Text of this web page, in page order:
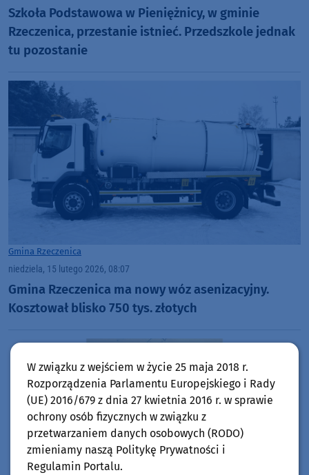
Szkoła Podstawowa w Pieniężnicy, w gminie
Rzeczenica, przestanie istnieć. Przedszkole jednak
tu pozostanie
Gmina Rzeczenica
niedziela, 15 lutego 2026, 08:07
Gmina Rzeczenica ma nowy wóz asenizacyjny.
Kosztował blisko 750 tys. złotych
W związku z wejściem w życie 25 maja 2018 r.
Rozporządzenia Parlamentu Europejskiego i Rady
(UE) 2016/679 z dnia 27 kwietnia 2016 r. w sprawie
ochrony osób fizycznych w związku z
przetwarzaniem danych osobowych (RODO)
zmieniamy naszą Politykę Prywatności i
Regulamin Portalu.